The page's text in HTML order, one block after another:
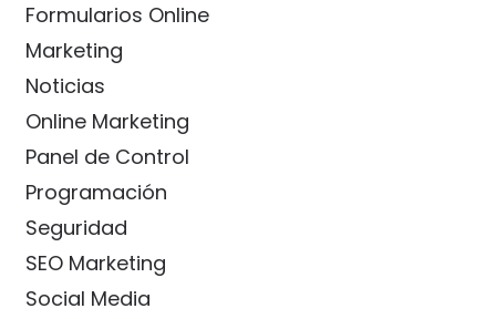
Formularios Online
Marketing
Noticias
Online Marketing
Panel de Control
Programación
Seguridad
SEO Marketing
Social Media